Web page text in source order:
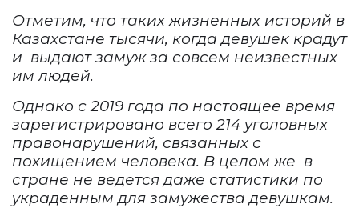
Отметим, что таких жизненных историй в
Казахстане тысячи, когда девушек крадут
и выдают замуж за совсем неизвестных
им людей.
Однако с 2019 года по настоящее время
зарегистрировано всего 214 уголовных
правонарушений, связанных с
похищением человека. В целом же в
стране не ведется даже статистики по
украденным для замужества девушкам.